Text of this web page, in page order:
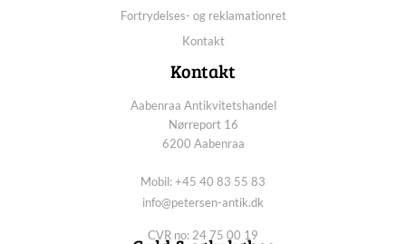
Fortrydelses- og reklamationret
Kontakt
Kontakt
Aabenraa Antikvitetshandel
Nørreport 16
6200 Aabenraa
Mobil: +45 40 83 55 83
info@petersen-antik.dk
CVR no: 24 75 00 19